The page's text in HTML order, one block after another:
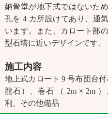
納骨堂が地下式ではないた
孔を 4 カ所設けてあり、通
います。また、カロート部
型石塔に近いデザインです。
施工内容
地上式カロート 9 号布団台
龍石）、巻石 （ 2m × 2m
利、その他備品